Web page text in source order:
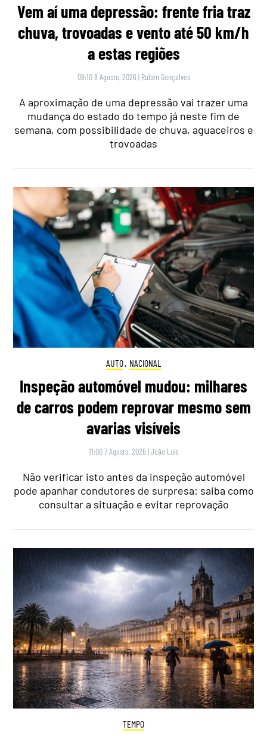
Vem aí uma depressão: frente fria traz
chuva, trovoadas e vento até 50 km/h
a estas regiões
09:10 8 Agosto, 2026 | Rubén Gonçalves
A aproximação de uma depressão vai trazer uma
mudança do estado do tempo já neste fim de
semana, com possibilidade de chuva, aguaceiros e
trovoadas
AUTO, NACIONAL
Inspeção automóvel mudou: milhares
de carros podem reprovar mesmo sem
avarias visíveis
11:00 7 Agosto, 2026 |João Luís
Não verificar isto antes da inspeção automóvel
pode apanhar condutores de surpresa: saiba como
consultar a situação e evitar reprovação
TEMPO